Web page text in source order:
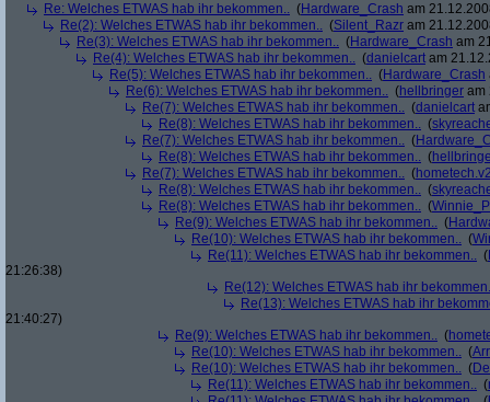
Re: Welches ETWAS hab ihr bekommen.. (Hardware_Crash am
Re(2): Welches ETWAS hab ihr bekommen.. (Silent_Razr am
Re(3): Welches ETWAS hab ihr bekommen.. (Hardware_Crash am
Re(4): Welches ETWAS hab ihr bekommen.. (danielcart am
Re(5): Welches ETWAS hab ihr bekommen.. (Hardware_Crash
Re(6): Welches ETWAS hab ihr bekommen.. (hellbringer am
Re(7): Welches ETWAS hab ihr bekommen.. (danielcart
Re(8): Welches ETWAS hab ihr bekommen.. (
Re(7): Welches ETWAS hab ihr bekommen.. (
Re(8): Welches ETWAS hab ihr bekommen.. (
Re(7): Welches ETWAS hab ihr bekommen.. (
Re(8): Welches ETWAS hab ihr bekommen.. (
Re(8): Welches ETWAS hab ihr bekommen.. (
Re(9): Welches ETWAS hab ihr bekommen.. (
Re(10): Welches ETWAS hab ihr bekommen.. (
Re(11): Welches ETWAS hab ihr bekommen.. (
21:26:38)
Re(12): Welches ETWAS hab ihr
Re(13): Welches ETWAS hab ihr
21:40:27)
Re(9): Welches ETWAS hab ihr bekommen.. (
Re(10): Welches ETWAS hab ihr bekommen.. (
Re(10): Welches ETWAS hab ihr bekommen.. (
Re(11): Welches ETWAS hab ihr bekommen.. (